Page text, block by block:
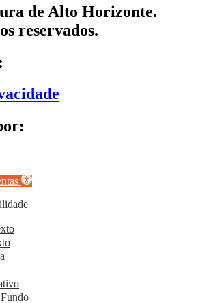
de Alto Horizonte.
reservados.